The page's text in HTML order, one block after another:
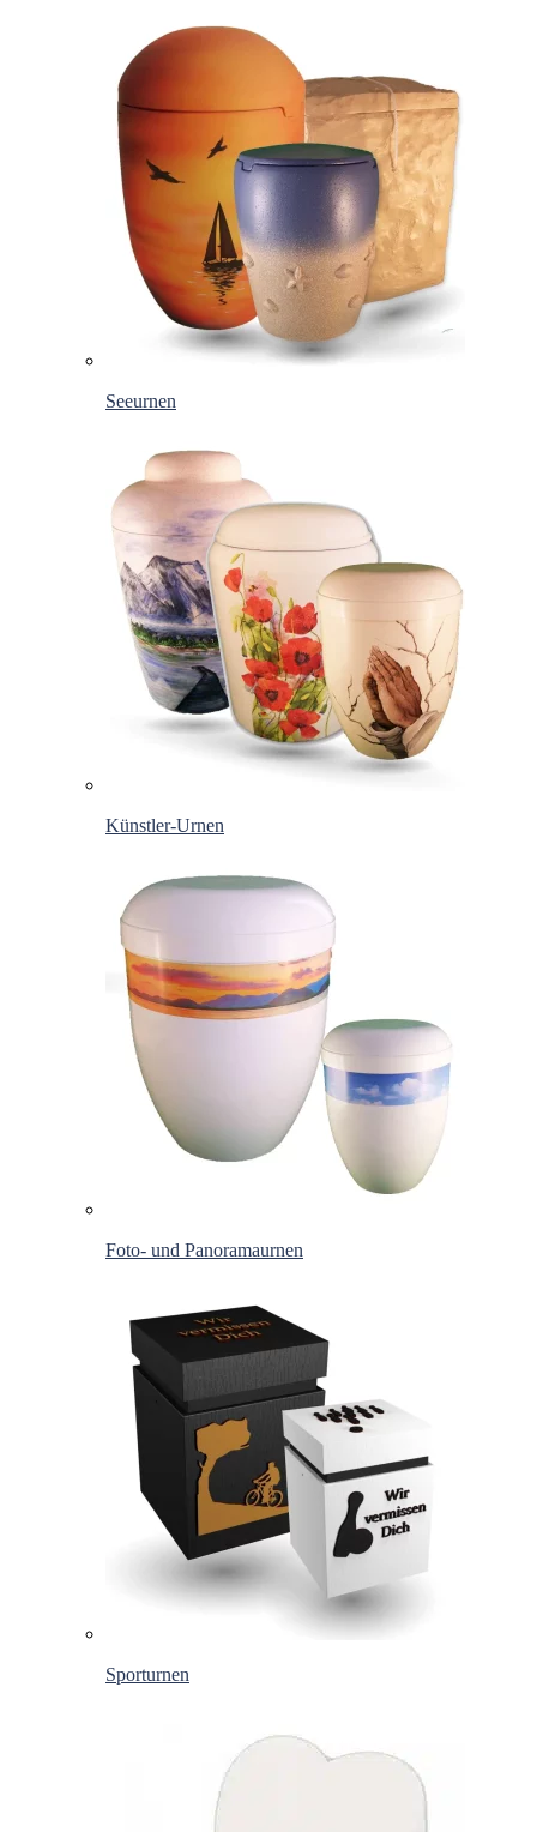
Seeurnen
Künstler-Urnen
Foto- und Panoramaurnen
Sporturnen